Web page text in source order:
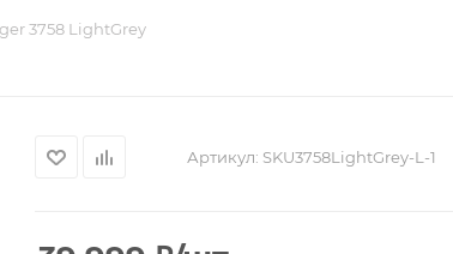
3758 LightGrey
Артикул: SKU3758LightGrey-L-1